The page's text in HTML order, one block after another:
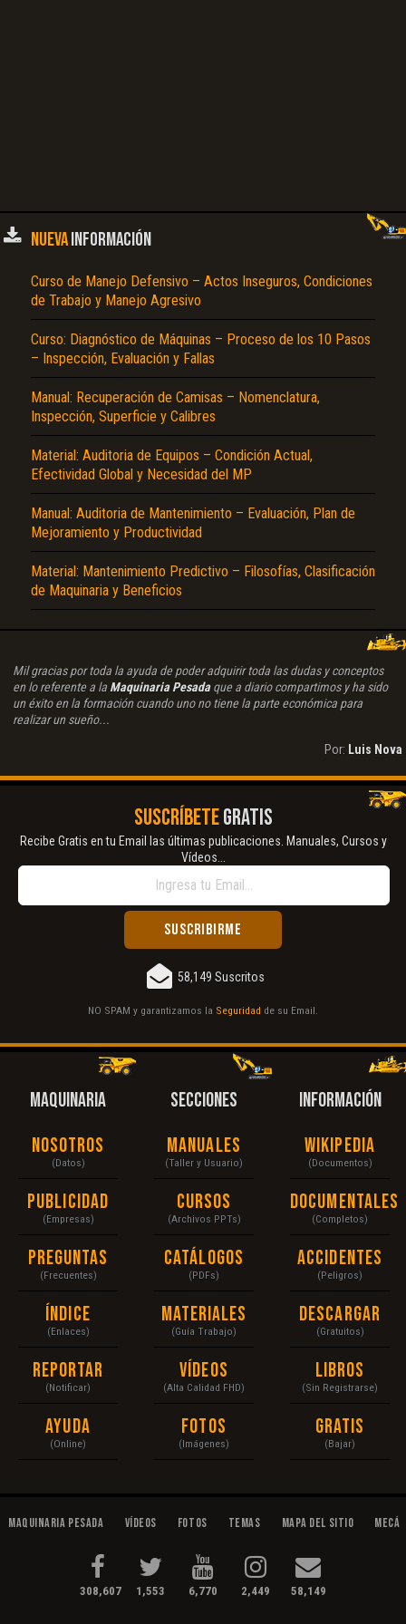
NUEVAINFORMACIÓN
Curso de Manejo Defensivo – Actos Inseguros, Condiciones
de Trabajo y Manejo Agresivo
Curso: Diagnóstico de Máquinas – Proceso de los 10 Pasos
– Inspección, Evaluación y Fallas
Manual: Recuperación de Camisas – Nomenclatura,
Inspección, Superficie y Calibres
Material: Auditoria de Equipos – Condición Actual,
Efectividad Global y Necesidad del MP
Manual: Auditoria de Mantenimiento – Evaluación, Plan de
Mejoramiento y Productividad
Material: Mantenimiento Predictivo – Filosofías, Clasificación
de Maquinaria y Beneficios
Mil gracias por toda la ayuda de poder adquirir toda las dudas y conceptos
en lo referente a la Maquinaria Pesadaque a diario compartimos y ha sido
un éxito en la formación cuando uno no tiene la parte económica para
realizar un sueño...
Por: Luis Nova
SUSCRÍBETEGRATIS
Recibe Gratis en tu Email las últimas publicaciones. Manuales, Cursos y
Vídeos...
58,149 Suscritos
NO SPAM y garantizamos la Seguridad de su Email.
MAQUINARIA
Nosotros
(Datos)
Publicidad
(Empresas)
Preguntas
(Frecuentes)
Índice
(Enlaces)
Reportar
(Notificar)
Ayuda
(Online)
SECCIONES
Manuales
(Taller y Usuario)
Cursos
(Archivos PPTs)
Catálogos
(PDFs)
Materiales
(Guía Trabajo)
Vídeos
(Alta Calidad FHD)
Fotos
(Imágenes)
INFORMACIÓN
Wikipedia
(Documentos)
Documentales
(Completos)
Accidentes
(Peligros)
Descargar
(Gratuitos)
Libros
(Sin Registrarse)
Gratis
(Bajar)
Maquinaria Pesada Vídeos Fotos Temas Mapa del Sitio
308,607 1,553 6,770 2,449 58,149